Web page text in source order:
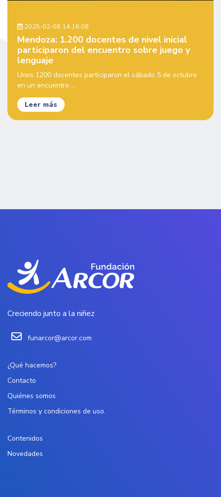
2025-02-08 14:16:08
Mendoza: 1.200 docentes de nivel inicial
participaron del encuentro sobre juego y
lenguaje
Unos 1200 docentes participaron el sábado 5 de octubre
en un encuentro ...
Leer más
Creciendo junto a la niñez
funarcor@arcor.com
¿Qué hacemos?
Contacto
Quiénes somos
Términos y condiciones de uso.
Contenidos
Novedades